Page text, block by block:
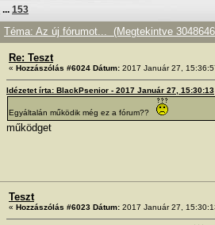
... 153
Téma: Az új fórumot... (Megtekintve
Re: Teszt
« Hozzászólás #6024 Dátum: 2017 Január 27,
Idézetet írta: BlackPsenior - 2017 Január 27, 15:30:13
Egyáltalán működik még ez a fórum??
működget
Teszt
« Hozzászólás #6023 Dátum: 2017 Január 27,